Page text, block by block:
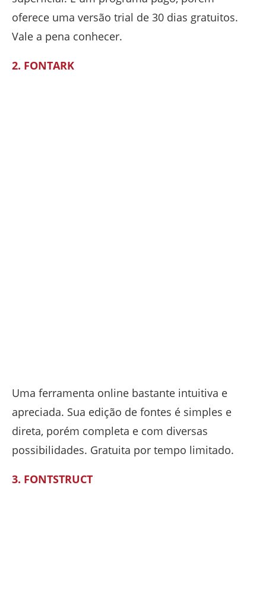
oferece uma versão trial de 30 dias gratuitos.
Vale a pena conhecer.
2. FONTARK
Uma ferramenta online bastante intuitiva e
apreciada. Sua edição de fontes é simples e
direta, porém completa e com diversas
possibilidades. Gratuita por tempo limitado.
3. FONTSTRUCT